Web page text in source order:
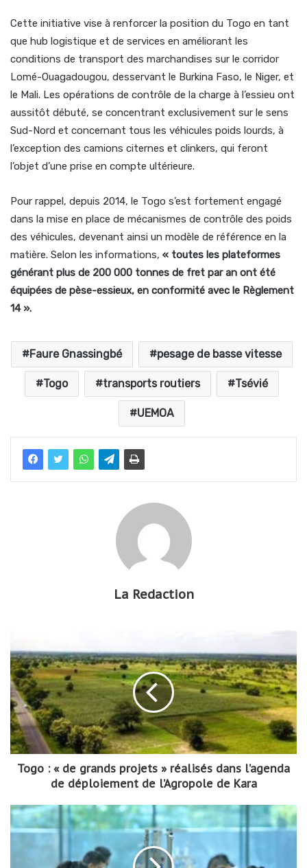
Cette initiative vise à renforcer la position du Togo en tant
que hub logistique et de services en améliorant les
conditions de transport des marchandises sur le corridor
Lomé-Ouagadougou, desservant le Burkina Faso, le Niger, et
le Mali. Les opérations de contrôle de la charge à l’essieu ont
aussitôt débuté, se concentrant exclusivement sur le sens
Sud-Nord et concernant tous les véhicules poids lourds, à
l’exception des camions citernes et clinkers, qui feront
l’objet d’une prise en compte ultérieure.
Pour rappel, depuis 2014, le Togo s’est fortement engagé
dans la mise en place de mécanismes de contrôle des poids
des véhicules, devenant ainsi un modèle de référence en la
matière. Selon les informations, « toutes les plateformes
générant plus de 200 000 tonnes de fret par an ont été
équipées de pèse-essieux, en conformité avec le Règlement
14 ».
Faure Gnassingbé pesage de basse vitesse
Togo transports routiers Tsévié
UEMOA
La Redaction
Togo : « de grands projets » réalisés dans l’agenda
de déploiement de l’Agropole de Kara